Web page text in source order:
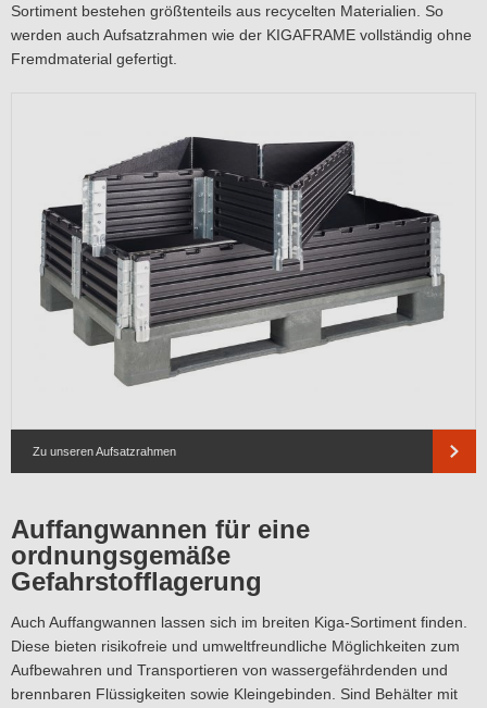
Sortiment bestehen größtenteils aus recycelten Materialien. So
werden auch Aufsatzrahmen wie der KIGAFRAME vollständig ohne
Fremdmaterial gefertigt.
Zu unseren Aufsatzrahmen
Auffangwannen für eine
ordnungsgemäße
Gefahrstofflagerung
Auch Auffangwannen lassen sich im breiten Kiga-Sortiment finden.
Diese bieten risikofreie und umweltfreundliche Möglichkeiten zum
Aufbewahren und Transportieren von wassergefährdenden und
brennbaren Flüssigkeiten sowie Kleingebinden. Sind Behälter mit